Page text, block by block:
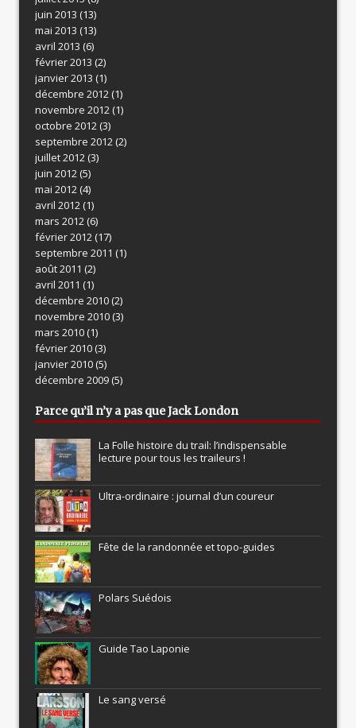
juin 2013 (13)
mai 2013 (13)
avril 2013 (6)
février 2013 (2)
janvier 2013 (1)
décembre 2012(1)
novembre 2012(1)
octobre 2012(3)
septembre 2012(2)
juillet 2012(3)
juin 2012(5)
mai 2012(4)
avril 2012(1)
mars 2012(6)
février 2012(17)
septembre 2011 (1)
août 2011 (2)
avril 2011 (1)
décembre 2010(2)
novembre 2010(3)
mars 2010(1)
février 2010(3)
janvier 2010(5)
décembre 2009(5)
Parce qu’il n’y a pas que Jack London
La Folle histoire du trail: l’indispensable
lecture pour tous les traileurs !
Ultra-ordinaire : journal d’un coureur
Fête de la randonnée et topo-guides
Polars Suédois
Guide Tao Laponie
Le sang versé